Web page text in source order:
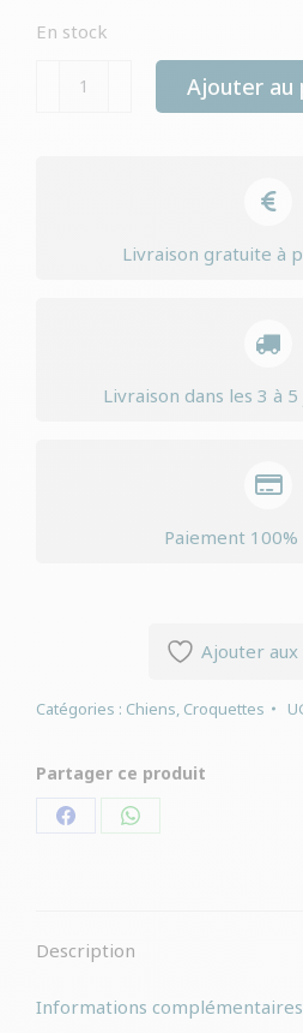
En stock
quantité
Ajouter au
Livraison gratuite à
Livraison dans les 3 à
Paiement 100%
Ajouter aux
Catégories : Chiens, Croquettes
Partager ce produit
PartagerPartager
Description
Informations complémentaires